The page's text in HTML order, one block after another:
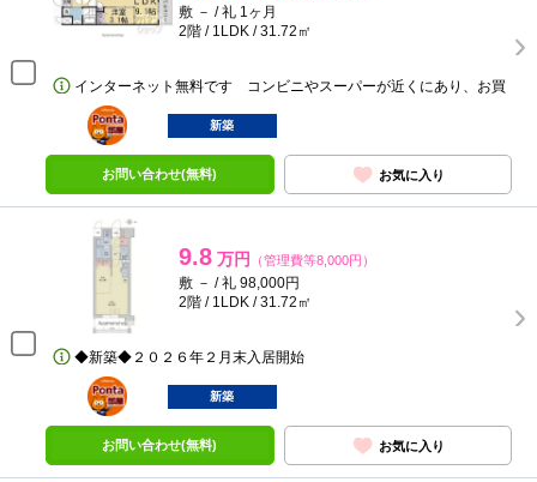
敷 － / 礼 1ヶ月
2階 / 1LDK / 31.72㎡
インターネット無料です コンビニやスーパーが近くにあり、お買
ポンタ
部屋
新築
お問い合わせ(無料) お気に入り
9.8 万円 （管理費等8,000円）
敷 － / 礼 98,000円
2階 / 1LDK / 31.72㎡
◆新築◆２０２６年２月末入居開始
ポンタ
部屋
新築
お問い合わせ(無料) お気に入り